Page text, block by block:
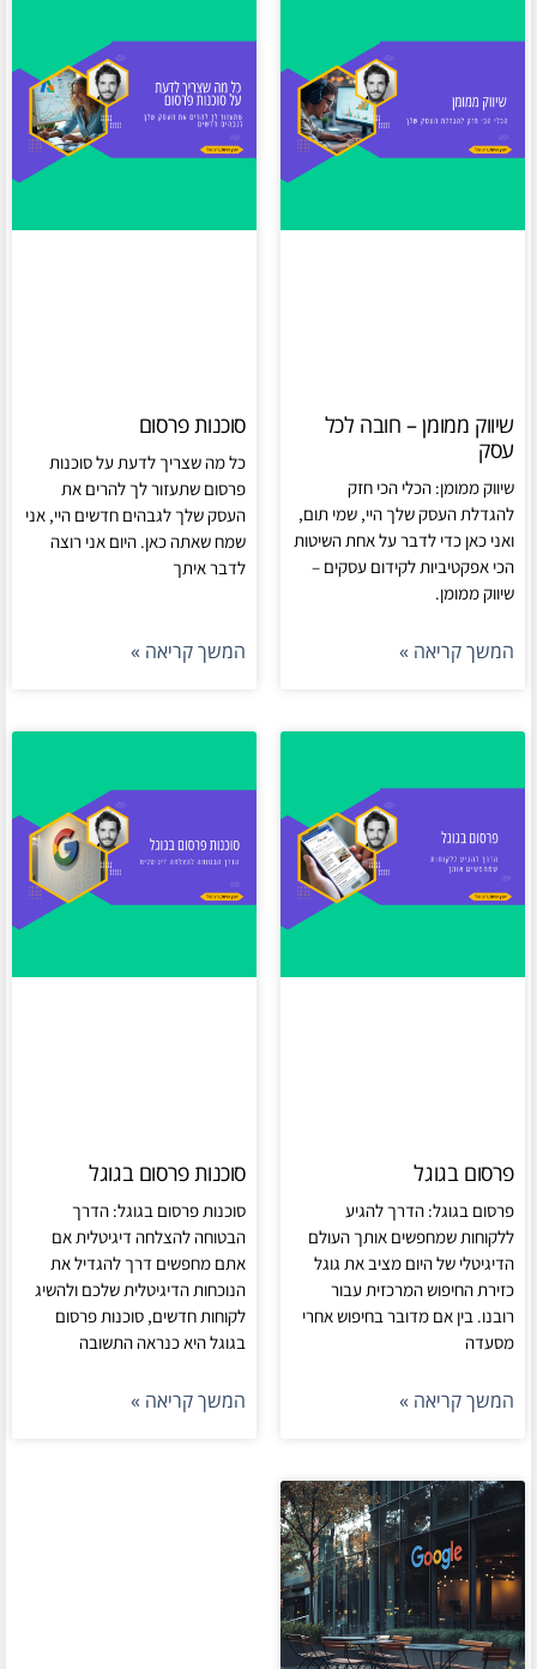
שיווק ממומן – חובה לכל
עסק
שיווק ממומן: הכלי הכי חזק
להגדלת העסק שלך היי, שמי תום,
ואני כאן כדי לדבר על אחת השיטות
הכי אפקטיביות לקידום עסקים –
שיווק ממומן.
המשך קריאה »
סוכנות פרסום
כל מה שצריך לדעת על סוכנות
פרסום שתעזור לך להרים את
העסק שלך לגבהים חדשים היי, אני
שמח שאתה כאן. היום אני רוצה
לדבר איתך
המשך קריאה »
פרסום בגוגל
פרסום בגוגל: הדרך להגיע
ללקוחות שמחפשים אותך העולם
הדיגיטלי של היום מציב את גוגל
כזירת החיפוש המרכזית עבור
רובנו. בין אם מדובר בחיפוש אחרי
מסעדה
המשך קריאה »
סוכנות פרסום בגוגל
סוכנות פרסום בגוגל: הדרך
הבטוחה להצלחה דיגיטלית אם
אתם מחפשים דרך להגדיל את
הנוכחות הדיגיטלית שלכם ולהשיג
לקוחות חדשים, סוכנות פרסום
בגוגל היא כנראה התשובה
המשך קריאה »